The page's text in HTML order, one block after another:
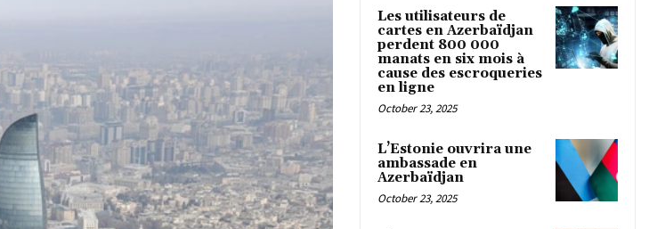
Les utilisateurs de
cartes en Azerbaïdjan
perdent 800 000
manats en six mois à
cause des escroqueries
en ligne
October 23, 2025
L’Estonie ouvrira une
ambassade en
Azerbaïdjan
October 23, 2025